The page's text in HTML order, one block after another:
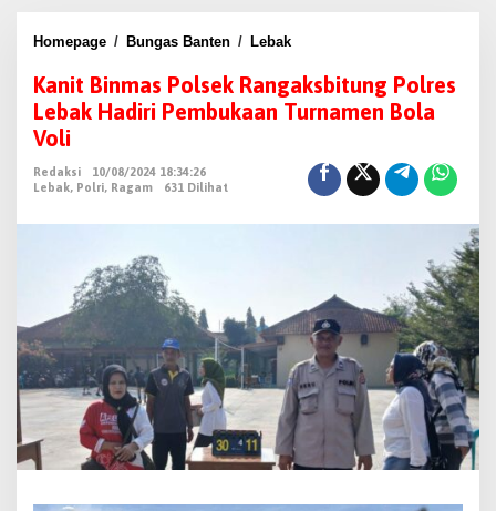
Homepage / Bungas Banten / Lebak
n
i
n
P
o
l
s
e
k
Kanit Binmas Polsek Rangaksbitung Polres
Lebak Hadiri Pembukaan Turnamen Bola
Voli
Redaksi
10/08/2024 18:34:26
Lebak, Polri, Ragam 631 Dilihat